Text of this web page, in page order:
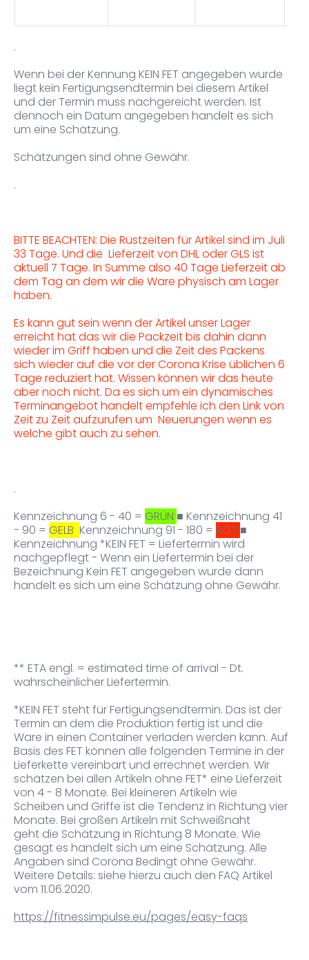
.
Wenn bei der Kennung KEIN FET angegeben wurde
liegt kein Fertigungsendtermin bei diesem Artikel
und der Termin muss nachgereicht werden. Ist
dennoch ein Datum angegeben handelt es sich
um eine Schätzung.
Schätzungen sind ohne Gewähr.
.
BITTE BEACHTEN: Die Rüstzeiten für Artikel sind im Juli
33 Tage. Und die Lieferzeit von DHL oder GLS ist
aktuell 7 Tage. In Summe also 40 Tage Lieferzeit ab
dem Tag an dem wir die Ware physisch am Lager
haben.
Es kann gut sein wenn der Artikel unser Lager
erreicht hat das wir die Packzeit bis dahin dann
wieder im Griff haben und die Zeit des Packens
sich wieder auf die vor der Corona Krise üblichen 6
Tage reduziert hat. Wissen können wir das heute
aber noch nicht. Da es sich um ein dynamisches
Terminangebot handelt empfehle ich den Link von
Zeit zu Zeit aufzurufen um Neuerungen wenn es
welche gibt auch zu sehen.
.
Kennzeichnung 6 - 40 = GRÜN ■ Kennzeichnung 41
- 90 = GELB Kennzeichnung 91 - 180 = ROT ■
Kennzeichnung *KEIN FET = Liefertermin wird
nachgepflegt - Wenn ein Liefertermin bei der
Bezeichnung Kein FET angegeben wurde dann
handelt es sich um eine Schätzung ohne Gewähr.
** ETA engl. = estimated time of arrival - Dt.
wahrscheinlicher Liefertermin.
*KEIN FET steht für Fertigungsendtermin. Das ist der
Termin an dem die Produktion fertig ist und die
Ware in einen Container verladen werden kann. Auf
Basis des FET können alle folgenden Termine in der
Lieferkette vereinbart und errechnet werden. Wir
schätzen bei allen Artikeln ohne FET* eine Lieferzeit
von 4 - 8 Monate. Bei kleineren Artikeln wie
Scheiben und Griffe ist die Tendenz in Richtung vier
Monate. Bei großen Artikeln mit Schweißnaht
geht die Schätzung in Richtung 8 Monate. Wie
gesagt es handelt sich um eine Schätzung. Alle
Angaben sind Corona Bedingt ohne Gewähr.
Weitere Details: siehe hierzu auch den FAQ Artikel
vom 11.06.2020.
https://fitnessimpulse.eu/pages/easy-faqs